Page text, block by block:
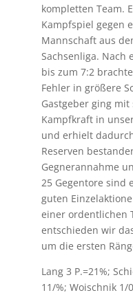
kompletten Team.
Kampfspiel gegen
Mannschaft aus
Sachsenliga. Nach
bis zum 7:2
Fehler in größere
Gastgeber ging
Kampfkraft in
und erhielt
Reserven
Gegnerannahme
25 Gegentore sind
guten
einer ordentlichen
entschieden wir
um die ersten
Lang 3 P.=21%;
11/%; Woischnik 1/